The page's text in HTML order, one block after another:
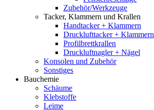
Zubehör/Werkzeuge
Tacker, Klammern und Krallen
Handtacker + Klammern
Drucklufttacker + Klammern
Profilbrettkrallen
Druckluftnagler + Nägel
Konsolen und Zubehör
Sonstiges
Bauchemie
Schäume
Klebstoffe
Leime